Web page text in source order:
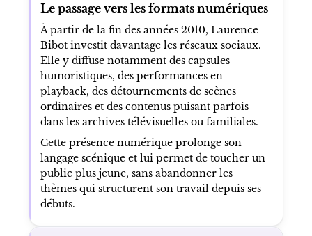
Le passage vers les formats numériques
À partir de la fin des années 2010, Laurence
Bibot investit davantage les réseaux sociaux.
Elle y diffuse notamment des capsules
humoristiques, des performances en
playback, des détournements de scènes
ordinaires et des contenus puisant parfois
dans les archives télévisuelles ou familiales.
Cette présence numérique prolonge son
langage scénique et lui permet de toucher un
public plus jeune, sans abandonner les
thèmes qui structurent son travail depuis ses
débuts.